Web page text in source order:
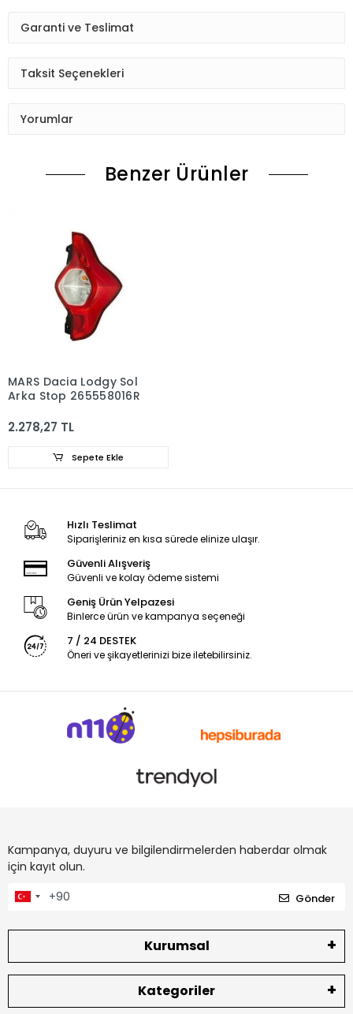
Garanti ve Teslimat
Taksit Seçenekleri
Yorumlar
Benzer Ürünler
MARS Dacia Lodgy Sol
Arka Stop 265558016R
2.278,27 TL
Sepete Ekle
Hızlı Teslimat
Siparişleriniz en kısa sürede elinize ulaşır.
Güvenli Alışveriş
Güvenli ve kolay ödeme sistemi
Geniş Ürün Yelpazesi
Binlerce ürün ve kampanya seçeneği
7 / 24 DESTEK
Öneri ve şikayetlerinizi bize iletebilirsiniz.
Kampanya, duyuru ve bilgilendirmelerden haberdar olmak
için kayıt olun.
Gönder
Kurumsal
Kategoriler